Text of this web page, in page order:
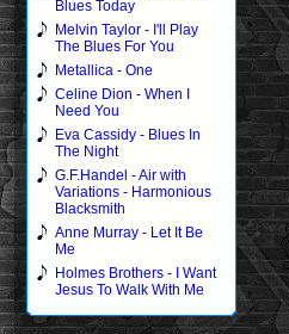
Blues Today
Melvin Taylor - I'll Play
The Blues For You
Metallica - One
Celine Dion - When I
Need You
Eva Cassidy - Blues In
The Night
G.F.Handel - Air with
Variations - Harmonious
Blacksmith
Anne Murray - Let It Be
Me
Holmes Brothers - I Want
Jesus To Walk With Me